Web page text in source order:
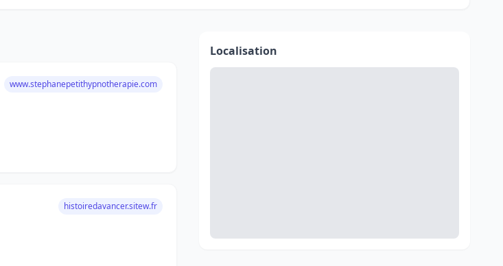
www.stephanepetithypnotherapie.com
histoiredavancer.sitew.fr
Localisation